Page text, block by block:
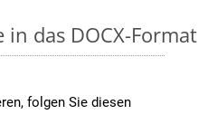
das DOCX-Format
folgen Sie diesen